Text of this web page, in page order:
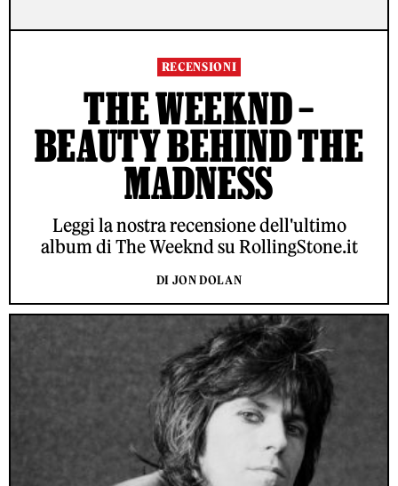
RECENSIONI
THE WEEKND –
BEAUTY BEHIND THE
MADNESS
Leggi la nostra recensione dell'ultimo
album di The Weeknd su RollingStone.it
DI JON DOLAN